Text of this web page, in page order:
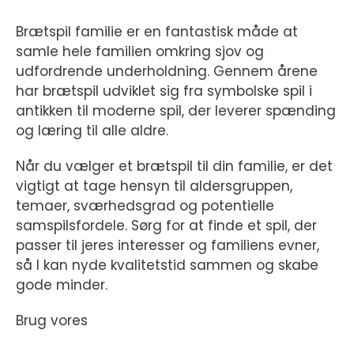
Brætspil familie er en fantastisk måde at
samle hele familien omkring sjov og
udfordrende underholdning. Gennem årene
har brætspil udviklet sig fra symbolske spil i
antikken til moderne spil, der leverer spænding
og læring til alle aldre.
Når du vælger et brætspil til din familie, er det
vigtigt at tage hensyn til aldersgruppen,
temaer, sværhedsgrad og potentielle
samspilsfordele. Sørg for at finde et spil, der
passer til jeres interesser og familiens evner,
så I kan nyde kvalitetstid sammen og skabe
gode minder.
Brug vores